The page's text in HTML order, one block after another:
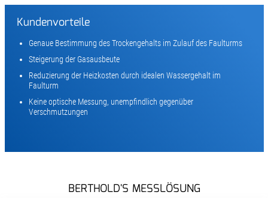
Kundenvorteile
Genaue Bestimmung des Trockengehalts im Zulauf des Faulturms
Steigerung der Gasausbeute
Reduzierung der Heizkosten durch idealen Wassergehalt im
Faulturm
Keine optische Messung, unempfindlich gegenüber
Verschmutzungen
BERTHOLD'S MESSLÖSUNG